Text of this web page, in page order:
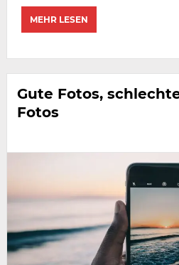
MEHR LESEN
Gute Fotos,
Fotos